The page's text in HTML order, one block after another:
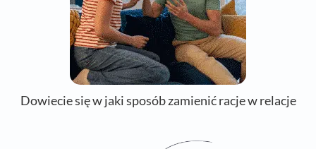
Dowiecie się w jaki sposób zamienić racje w relacje